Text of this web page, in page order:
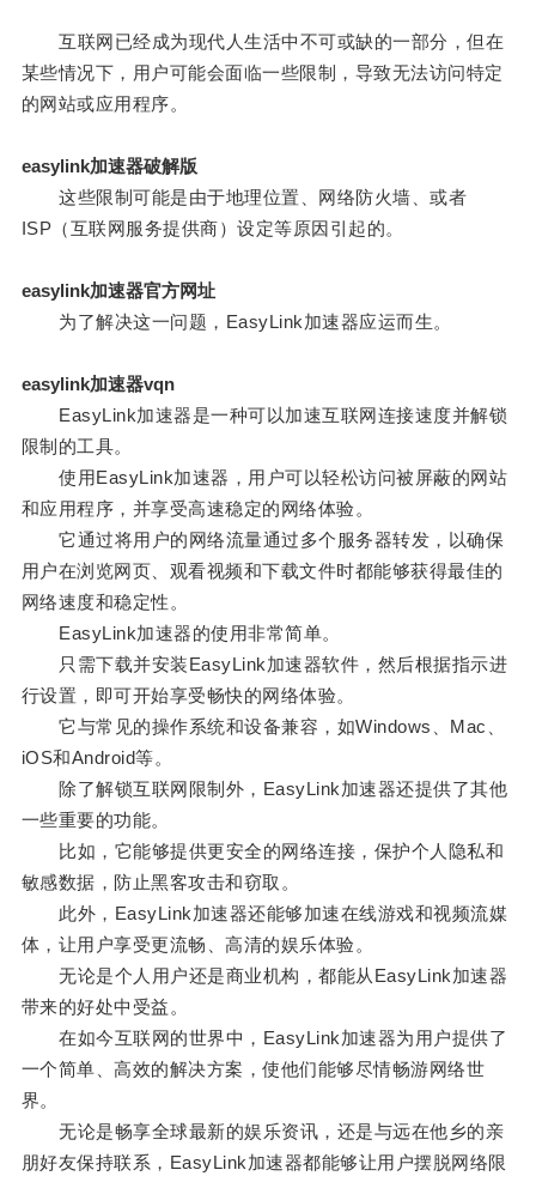
互联网已经成为现代人生活中不可或缺的一部分，但在
某些情况下，用户可能会面临一些限制，导致无法访问特定
的网站或应用程序。
easylink加速器破解版
这些限制可能是由于地理位置、网络防火墙、或者
ISP（互联网服务提供商）设定等原因引起的。
easylink加速器官方网址
为了解决这一问题，EasyLink加速器应运而生。
easylink加速器vqn
EasyLink加速器是一种可以加速互联网连接速度并解锁
限制的工具。
使用EasyLink加速器，用户可以轻松访问被屏蔽的网站
和应用程序，并享受高速稳定的网络体验。
它通过将用户的网络流量通过多个服务器转发，以确保
用户在浏览网页、观看视频和下载文件时都能够获得最佳的
网络速度和稳定性。
EasyLink加速器的使用非常简单。
只需下载并安装EasyLink加速器软件，然后根据指示进
行设置，即可开始享受畅快的网络体验。
它与常见的操作系统和设备兼容，如Windows、Mac、
iOS和Android等。
除了解锁互联网限制外，EasyLink加速器还提供了其他
一些重要的功能。
比如，它能够提供更安全的网络连接，保护个人隐私和
敏感数据，防止黑客攻击和窃取。
此外，EasyLink加速器还能够加速在线游戏和视频流媒
体，让用户享受更流畅、高清的娱乐体验。
无论是个人用户还是商业机构，都能从EasyLink加速器
带来的好处中受益。
在如今互联网的世界中，EasyLink加速器为用户提供了
一个简单、高效的解决方案，使他们能够尽情畅游网络世
界。
无论是畅享全球最新的娱乐资讯，还是与远在他乡的亲
朋好友保持联系，EasyLink加速器都能够让用户摆脱网络限